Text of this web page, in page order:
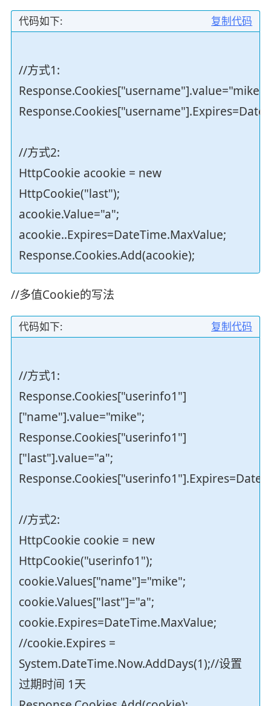
复制代码
代码如下:
//方式1:
Response.Cookies["username"].value="mike";
//方式2:
HttpCookie acookie = new
HttpCookie("last");
acookie.Value="a";
acookie..Expires=DateTime.MaxValue;
Response.Cookies.Add(acookie);
//多值Cookie的写法
复制代码
代码如下:
//方式1:
Response.Cookies["userinfo1"]
["name"].value="mike";
Response.Cookies["userinfo1"]
["last"].value="a";
//方式2:
HttpCookie cookie = new
HttpCookie("userinfo1");
cookie.Values["name"]="mike";
cookie.Values["last"]="a";
cookie.Expires=DateTime.MaxValue;
//cookie.Expires =
System.DateTime.Now.AddDays(1);//设置
过期时间 1天